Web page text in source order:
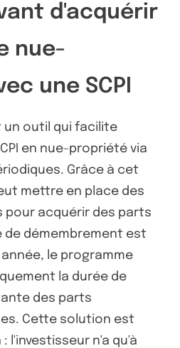
d'acquérir
nue-
une SCPI
un outil qui facilite
en nue-propriété via
Grâce à cet
mettre en place des
pour acquérir des parts
de démembrement est
le programme
la durée de
des parts
Cette solution est
l'investisseur n'a qu'à